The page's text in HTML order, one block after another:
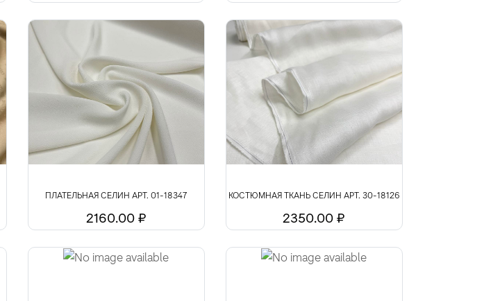
ПЛАТЕЛЬНАЯ СЕЛИН АРТ. 01-18347
2160.00 ₽
КОСТЮМНАЯ ТКАНЬ СЕЛИН АРТ. 30-18126
2350.00 ₽